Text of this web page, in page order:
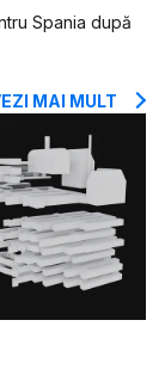
Spania după
MAI MULT